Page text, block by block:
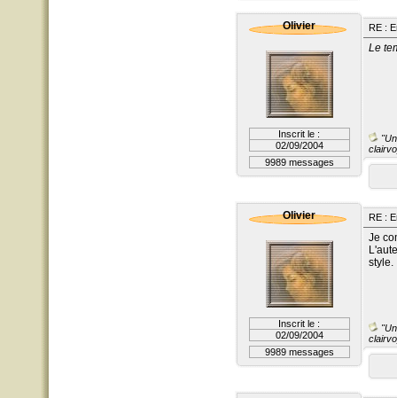
Olivier
Inscrit le :
02/09/2004
9989 messages
RE :
Le
Olivier
Inscrit le :
02/09/2004
9989 messages
RE :
Je
style.